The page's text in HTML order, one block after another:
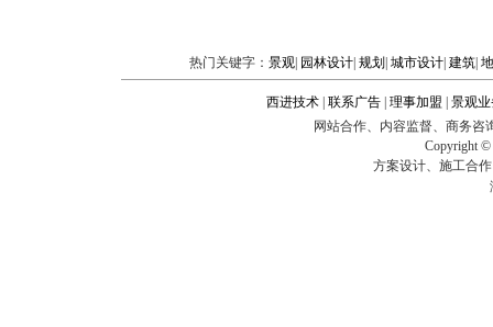
热门关键字： 景观 园林设计 规划 城市设计 建筑
西进技术 联系广告 理事加盟
景观
网站合作、内容监督、商务咨
Copyright
方案设计、施工合